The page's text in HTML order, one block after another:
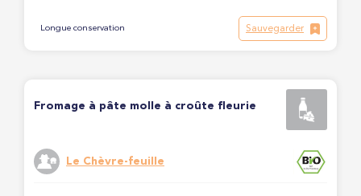
Longue conservation Sauvegarder
Fromage à pâte molle à croûte fleurie
Le Chèvre-feuille